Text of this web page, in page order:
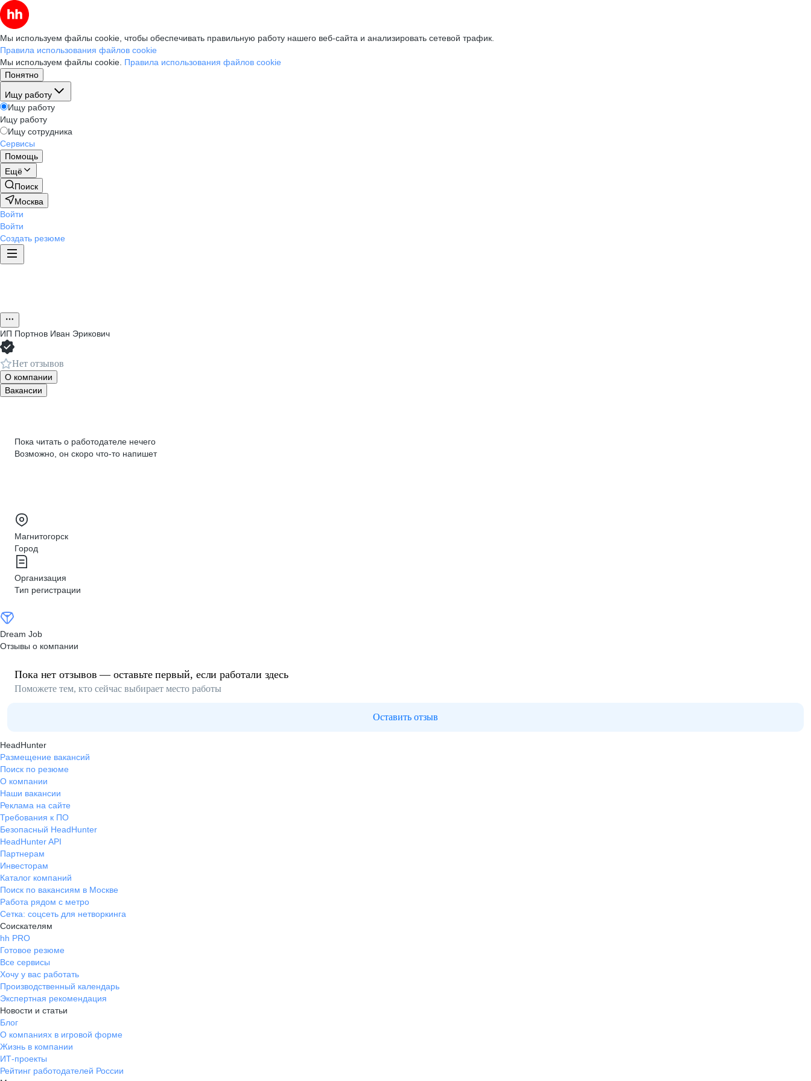
Мы используем файлы cookie, чтобы обеспечивать правильную работу нашего веб-сайта и анализировать сетевой трафик.
Правила использования файлов cookie
Мы используем файлы cookie. Правила использования файлов cookie
Понятно
Ищу работу
Ищу работу
Ищу работу
Ищу сотрудника
Сервисы
Помощь
Ещё
Поиск
Москва
Войти
Войти
Создать резюме
ИП Портнов Иван Эрикович
Нет отзывов
О компании
Вакансии
Пока читать о работодателе нечего
Возможно, он скоро что‑то напишет
Магнитогорск
Город
Организация
Тип регистрации
Dream Job
Отзывы о компании
Пока нет отзывов — оставьте первый, если работали здесь
Поможете тем, кто сейчас выбирает место работы
Оставить отзыв
HeadHunter
Размещение вакансий
Поиск по резюме
О компании
Наши вакансии
Реклама на сайте
Требования к ПО
Безопасный HeadHunter
HeadHunter API
Партнерам
Инвесторам
Каталог компаний
Поиск по вакансиям в Москве
Работа рядом с метро
Сетка: соцсеть для нетворкинга
Соискателям
hh PRO
Готовое резюме
Все сервисы
Хочу у вас работать
Производственный календарь
Экспертная рекомендация
Новости и статьи
Блог
О компаниях в игровой форме
Жизнь в компании
ИТ-проекты
Рейтинг работодателей России